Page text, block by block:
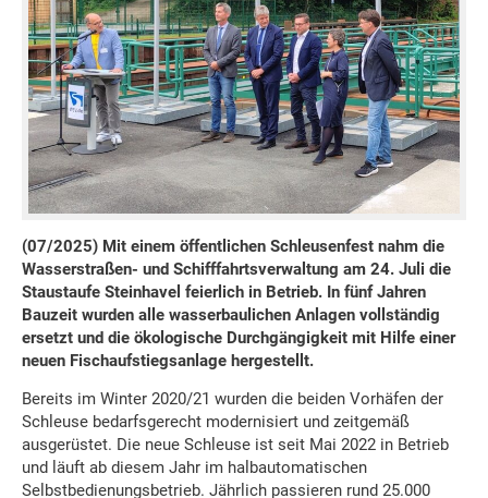
(07/2025) Mit einem öffentlichen Schleusenfest nahm die
Wasserstraßen- und Schifffahrtsverwaltung am 24. Juli die
Staustaufe Steinhavel feierlich in Betrieb. In fünf Jahren
Bauzeit wurden alle wasserbaulichen Anlagen vollständig
ersetzt und die ökologische Durchgängigkeit mit Hilfe einer
neuen Fischaufstiegsanlage hergestellt.
Bereits im Winter 2020/21 wurden die beiden Vorhäfen der
Schleuse bedarfsgerecht modernisiert und zeitgemäß
ausgerüstet. Die neue Schleuse ist seit Mai 2022 in Betrieb
und läuft ab diesem Jahr im halbautomatischen
Selbstbedienungsbetrieb. Jährlich passieren rund 25.000